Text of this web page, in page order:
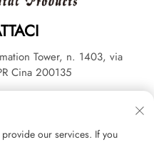
Tower, n. 1403, via
Cina 200135
our services. If you